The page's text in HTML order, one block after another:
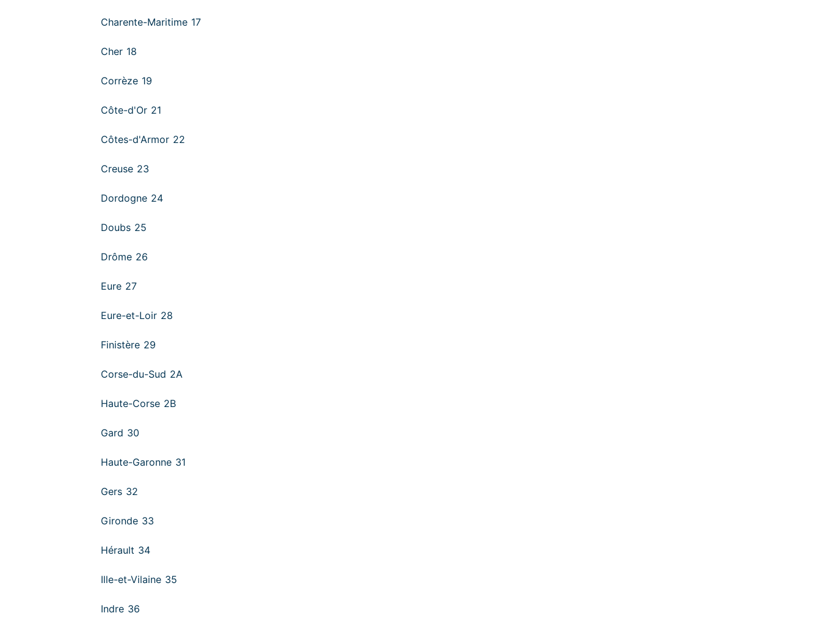
Charente-Maritime 17
Cher 18
Corrèze 19
Côte-d'Or 21
Côtes-d'Armor 22
Creuse 23
Dordogne 24
Doubs 25
Drôme 26
Eure 27
Eure-et-Loir 28
Finistère 29
Corse-du-Sud 2A
Haute-Corse 2B
Gard 30
Haute-Garonne 31
Gers 32
Gironde 33
Hérault 34
Ille-et-Vilaine 35
Indre 36